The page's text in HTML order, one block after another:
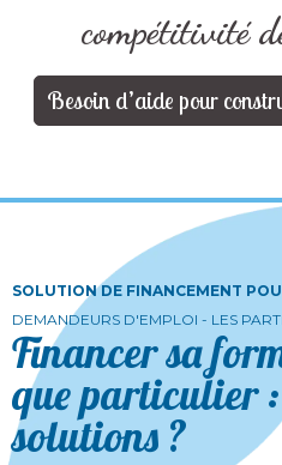
compétitivité
Besoin d’aide pour
SOLUTION DE FINANCEMENT
DEMANDEURS D'EMPLOI - LES
Financer sa
que particulier
solutions ?